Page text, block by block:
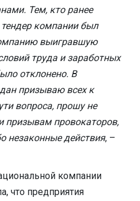
Тем, кто ранее
компании был
выигравшую
труда и заработных
отклонено. В
призываю всех к
вопроса, прошу не
призывам провокаторов,
незаконные действия, –
компании
что предприятия